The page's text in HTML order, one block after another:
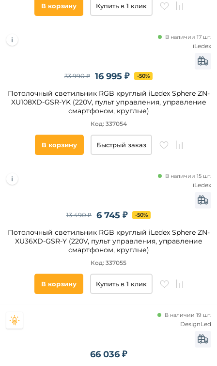
В корзину Купить в 1 клик
16 995 ₽
33 990 ₽ -50%
Потолочный светильник RGB круглый iLedex Sphere ZN-
XU108XD-GSR-YK (220V, пульт управления, управление
смартфоном, круглые)
В наличии 17 шт.
Код: 337054
iLedex
В корзину Быстрый заказ
6 745 ₽
13 490 ₽ -50%
Потолочный светильник RGB круглый iLedex Sphere ZN-
XU36XD-GSR-Y (220V, пульт управления, управление
смартфоном, круглые)
В наличии 15 шт.
Код: 337055
iLedex
В корзину Купить в 1 клик
66 036 ₽
В наличии 19 шт.
DesignLed